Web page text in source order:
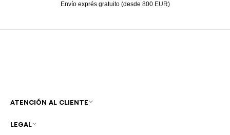
Envío exprés gratuito (desde 800 EUR)
ATENCIÓN AL CLIENTE
LEGAL